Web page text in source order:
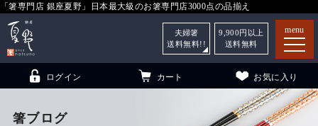
「箸専門店 銀座夏野」日本最大級のお箸専門店3000点の品揃え
menu
ログイン カート お気に入り
夫婦箸
送料無料!!
9,900 円以上
送料無料
箸ブログ